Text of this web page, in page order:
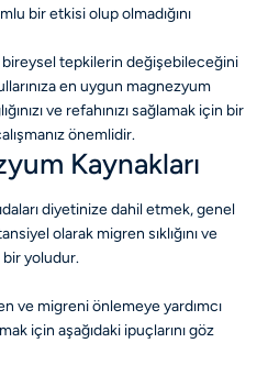
bir etkisi olup olmadığını
tepkilerin değişebileceğini
en uygun magnezyum
ve refahınızı sağlamak için bir
önemlidir.
Kaynakları
diyetinize dahil etmek, genel
olarak migren sıklığını ve
yoludur.
ve migreni önlemeye yardımcı
için aşağıdaki ipuçlarını göz